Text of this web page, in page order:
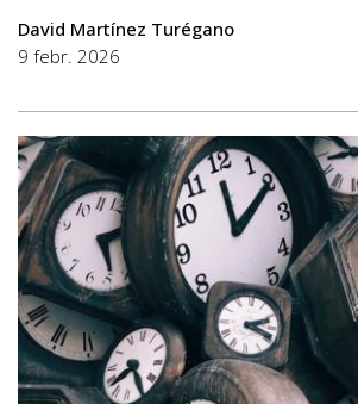
David Martínez Turégano
9 febr. 2026